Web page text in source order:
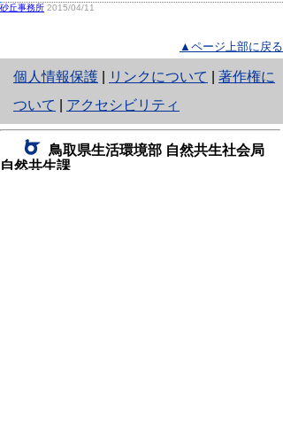
砂丘事務所 2015/04/11
▲ページ上部に戻る
個人情報保護
と
り
ネ
ッ
リンクについて
著作権に
ついて
アクセシビリティ
鳥取県生活環境部 自然共生社会局
自然共生課